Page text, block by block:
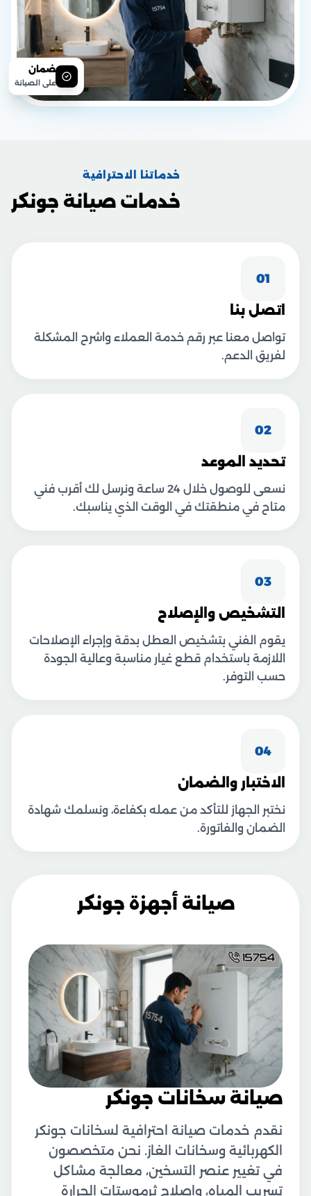
ضمان
على الصيانة
خدماتنا الاحترافية
خدمات صيانة جونكر
01
اتصل بنا
تواصل معنا عبر رقم خدمة العملاء واشرح المشكلة
لفريق الدعم.
02
تحديد الموعد
نسعى للوصول خلال 24 ساعة ونرسل لك أقرب فني
متاح في منطقتك في الوقت الذي يناسبك.
03
التشخيص والإصلاح
يقوم الفني بتشخيص العطل بدقة وإجراء الإصلاحات
اللازمة باستخدام قطع غيار مناسبة وعالية الجودة
حسب التوفر.
04
الاختبار والضمان
نختبر الجهاز للتأكد من عمله بكفاءة، ونسلمك شهادة
الضمان والفاتورة.
صيانة أجهزة جونكر
صيانة سخانات جونكر
نقدم خدمات صيانة احترافية لسخانات جونكر
الكهربائية وسخانات الغاز. نحن متخصصون
في تغيير عنصر التسخين، معالجة مشاكل
تسريب المياه، وإصلاح ثرموستات الحرارة